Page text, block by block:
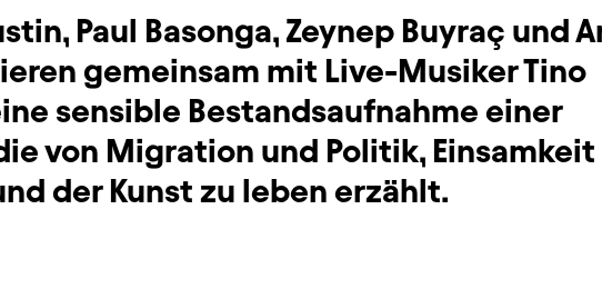
Paul Basonga, Zeynep Buyraç und
gemeinsam mit Live-Musiker Tino
sensible Bestandsaufnahme einer
von Migration und Politik, Einsamkeit
der Kunst zu leben erzählt.